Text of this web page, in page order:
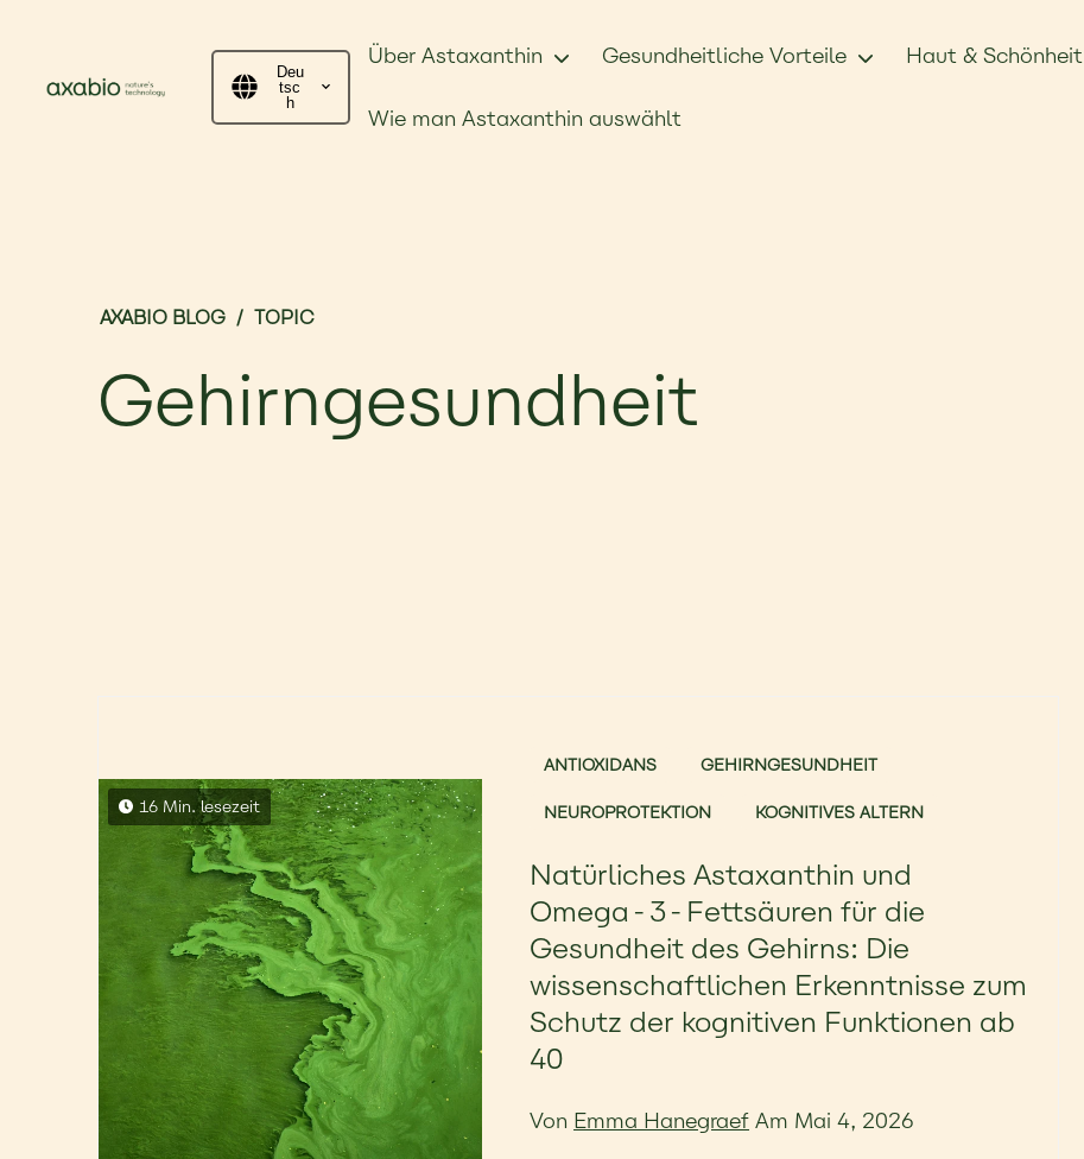
Deu
tsc
h
Über Astaxanthin Gesundheitliche Vorteile Haut & Schönheit
Wie man Astaxanthin auswählt
AXABIO BLOG / TOPIC
Gehirngesundheit
16 Min. lesezeit
ANTIOXIDANS GEHIRNGESUNDHEIT
NEUROPROTEKTION KOGNITIVES ALTERN
Natürliches Astaxanthin und
Omega-3-Fettsäuren für die
Gesundheit des Gehirns: Die
wissenschaftlichen Erkenntnisse zum
Schutz der kognitiven Funktionen ab
40
Von Emma Hanegraef Am Mai 4, 2026